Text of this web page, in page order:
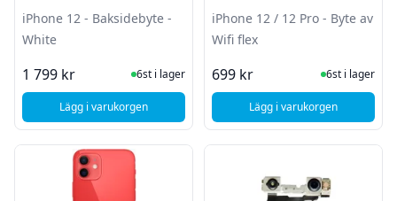
iPhone 12 - Baksidebyte -
White
1 799 kr I Lager
6st i lager
Lägg i varukorgen, Apple iPhone 12 - Baksidebyte - White
iPhone 12 / 12 Pro - Byte av
Wifi flex
699 kr I Lager
6st i lager
Lägg i varukorgen, Apple iPhone 12 /